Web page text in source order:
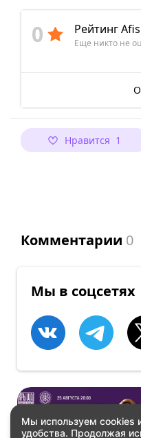
Мы используем cookies
удобства. Продолжая
0 Рейтинг
Еще никто не
Нравится 1
Комментарии 0
Мы в соцсетях
КОНЦЕРТЫ